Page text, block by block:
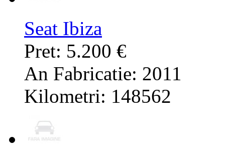
Seat Ibiza
Pret: 5.200 €
An Fabricatie: 2011
Kilometri: 148562